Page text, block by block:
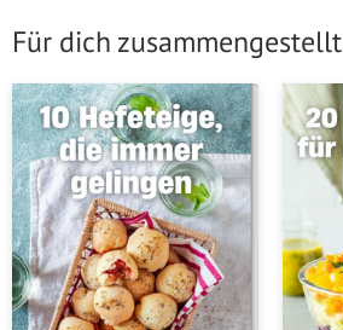
Für dich zusammengestellt